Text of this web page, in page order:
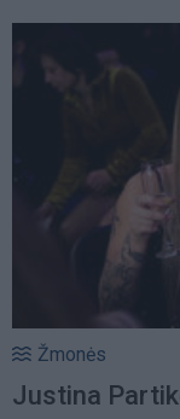
Žmonės
Justina